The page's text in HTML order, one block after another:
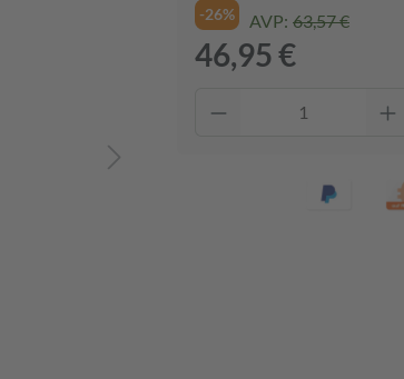
-26% AVP: 63,57 €
46,95 €